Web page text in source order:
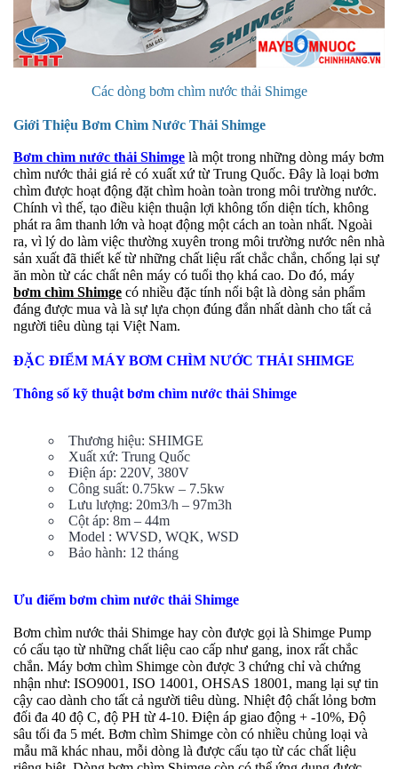
Các dòng bơm chìm nước thải Shimge
Giới Thiệu Bơm Chìm Nước Thải Shimge
Bơm chìm nước thải Shimge là một trong những dòng máy bơm
chìm nước thải giá rẻ có xuất xứ từ Trung Quốc. Đây là loại bơm
chìm được hoạt động đặt chìm hoàn toàn trong môi trường nước.
Chính vì thế, tạo điều kiện thuận lợi không tốn diện tích, không
phát ra âm thanh lớn và hoạt động một cách an toàn nhất. Ngoài
ra, vì lý do làm việc thường xuyên trong môi trường nước nên nhà
sản xuất đã thiết kế từ những chất liệu rất chắc chắn, chống lại sự
ăn mòn từ các chất nên máy có tuổi thọ khá cao. Do đó, máy
bơm chìm Shimge có nhiều đặc tính nổi bật là dòng sản phẩm
đáng được mua và là sự lựa chọn đúng đắn nhất dành cho tất cả
người tiêu dùng tại Việt Nam.
ĐẶC ĐIỂM MÁY BƠM CHÌM NƯỚC THẢI SHIMGE
Thông số kỹ thuật bơm chìm nước thải Shimge
Thương hiệu: SHIMGE
Xuất xứ: Trung Quốc
Điện áp: 220V, 380V
Công suất: 0.75kw – 7.5kw
Lưu lượng: 20m3/h – 97m3h
Cột áp: 8m – 44m
Model : WVSD, WQK, WSD
Bảo hành: 12 tháng
Ưu điểm bơm chìm nước thải Shimge
Bơm chìm nước thải Shimge hay còn được gọi là Shimge Pump
có cấu tạo từ những chất liệu cao cấp như gang, inox rất chắc
chắn. Máy bơm chìm Shimge còn được 3 chứng chỉ và chứng
nhận như: ISO9001, ISO 14001, OHSAS 18001, mang lại sự tin
cậy cao dành cho tất cả người tiêu dùng. Nhiệt độ chất lỏng bơm
đối đa 40 độ C, độ PH từ 4-10. Điện áp giao động + -10%, Độ
sâu tối đa 5 mét. Bơm chìm Shimge còn có nhiều chủng loại và
mẫu mã khác nhau, mỗi dòng là được cấu tạo từ các chất liệu